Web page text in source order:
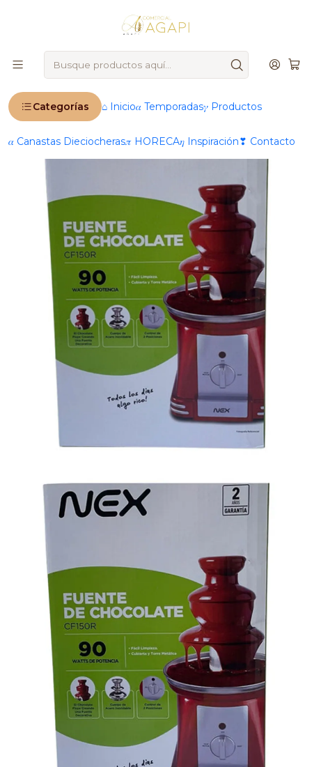
Categorías ⌂ Inicio𝛼 Temporadas𝛾 Productos
𝛼 Canastas Dieciocheras𝜋 HORECA𝜂 Inspiración❣ Contacto
IMPORTANTE: Ahora operamos 100 % online 🚨
Inicio Cascada De Chocolate Nex 350 Grs 90 W